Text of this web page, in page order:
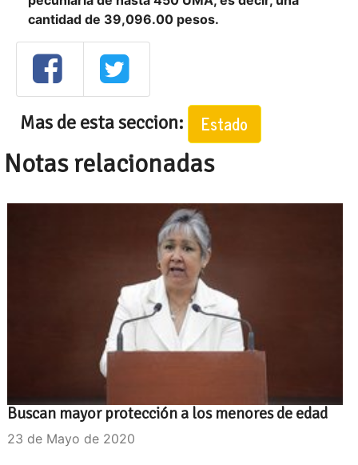
cantidad de 39,096.00 pesos.
Mas de esta seccion: Estado
Notas relacionadas
Buscan mayor protección a los menores de edad
23 de Mayo de 2020